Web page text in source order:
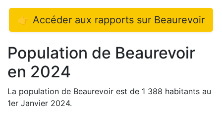
👉 Accéder aux rapports sur Beaurevoir
Population de Beaurevoir
en 2024
La population de Beaurevoir est de 1 388 habitants au
1er Janvier 2024.